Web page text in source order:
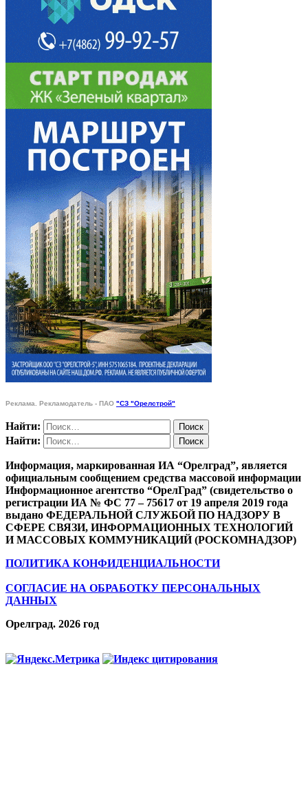
Реклама. Рекламодатель - ПАО "СЗ "Орелстрой"
Найти:
Найти:
Информация, маркированная ИА “Орелград”, является
официальным сообщением средства массовой информации
Информационное агентство “ОрелГрад” (свидетельство о
регистрации ИА № ФС 77 – 75617 от 19 апреля 2019 года
выдано ФЕДЕРАЛЬНОЙ СЛУЖБОЙ ПО НАДЗОРУ В
СФЕРЕ СВЯЗИ, ИНФОРМАЦИОННЫХ ТЕХНОЛОГИЙ
И МАССОВЫХ КОММУНИКАЦИЙ (РОСКОМНАДЗОР)
ПОЛИТИКА КОНФИДЕНЦИАЛЬНОСТИ
СОГЛАСИЕ НА ОБРАБОТКУ ПЕРСОНАЛЬНЫХ
ДАННЫХ
Орелград. 2026 год